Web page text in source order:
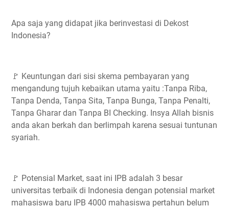
Apa saja yang didapat jika berinvestasi di Dekost
Indonesia?
🚩 Keuntungan dari sisi skema pembayaran yang
mengandung tujuh kebaikan utama yaitu :Tanpa Riba,
Tanpa Denda, Tanpa Sita, Tanpa Bunga, Tanpa Penalti,
Tanpa Gharar dan Tanpa BI Checking. Insya Allah bisnis
anda akan berkah dan berlimpah karena sesuai tuntunan
syariah.
🚩 Potensial Market, saat ini IPB adalah 3 besar
universitas terbaik di Indonesia dengan potensial market
mahasiswa baru IPB 4000 mahasiswa pertahun belum